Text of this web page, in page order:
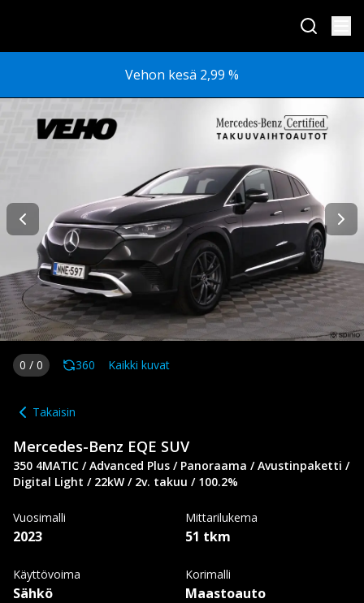
Vehon kesä 2,99 %
0 / 0 360 Kaikki kuvat
Takaisin
Mercedes-Benz EQE SUV
350 4MATIC / Advanced Plus / Panoraama / Avustinpaketti /
Digital Light / 22kW / 2v. takuu / 100.2%
Vuosimalli
2023
Mittarilukema
51 tkm
Käyttövoima
Sähkö
Korimalli
Maastoauto